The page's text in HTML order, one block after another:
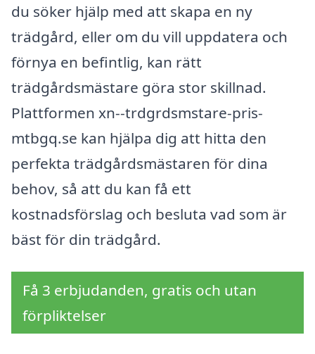
du söker hjälp med att skapa en ny
trädgård, eller om du vill uppdatera och
förnya en befintlig, kan rätt
trädgårdsmästare göra stor skillnad.
Plattformen xn--trdgrdsmstare-pris-
mtbgq.se kan hjälpa dig att hitta den
perfekta trädgårdsmästaren för dina
behov, så att du kan få ett
kostnadsförslag och besluta vad som är
bäst för din trädgård.
Få 3 erbjudanden, gratis och utan
förpliktelser